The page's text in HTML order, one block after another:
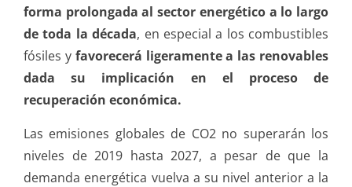
forma prolongada al sector energético a lo largo
de toda la década, en especial a los combustibles
fósiles y favorecerá ligeramente a las renovables
dada su implicación en el proceso de
recuperación económica.
Las emisiones globales de CO2 no superarán los
niveles de 2019 hasta 2027, a pesar de que la
demanda energética vuelva a su nivel anterior a la